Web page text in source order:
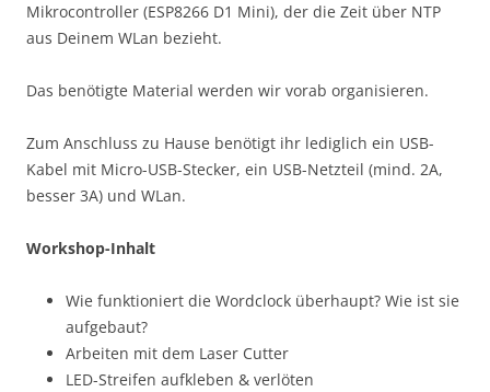
Mikrocontroller (ESP8266 D1 Mini), der die Zeit über NTP
aus Deinem WLan bezieht.
Das benötigte Material werden wir vorab organisieren.
Zum Anschluss zu Hause benötigt ihr lediglich ein USB-
Kabel mit Micro-USB-Stecker, ein USB-Netzteil (mind. 2A,
besser 3A) und WLan.
Workshop-Inhalt
Wie funktioniert die Wordclock überhaupt? Wie ist sie
aufgebaut?
Arbeiten mit dem Laser Cutter
LED-Streifen aufkleben & verlöten